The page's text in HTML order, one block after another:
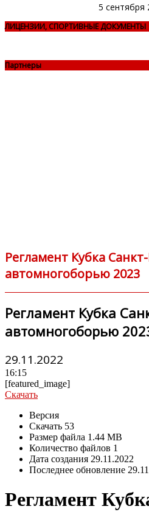
5 сентября
ЛИЦЕНЗИИ, СПОРТИВНЫЕ ДОКУМЕНТЫ
Партнеры
Регламент Кубка
автомногоборью 2023
Регламент Кубка
автомногоборью
29.11.2022
16:15
[featured_image]
Скачать
Версия
Скачать 53
Размер файла 1.44 MB
Количество файлов 1
Дата создания 29.11.2022
Последнее обновление
Регламент